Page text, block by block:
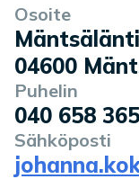
Yrityksen
Osoite
04600
Puhelin
040 658
Sähköposti